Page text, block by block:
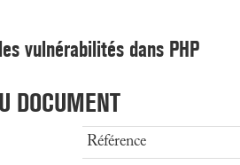
vulnérabilités dans PHP
DOCUMENT
Référence